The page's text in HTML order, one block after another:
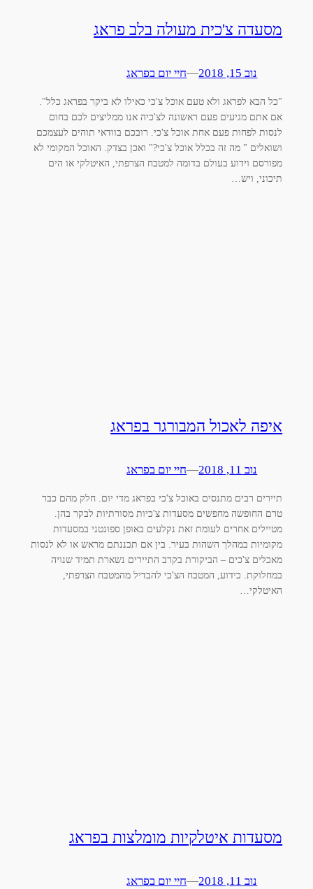
מסעדה צ'כית מעולה בלב פראג
נוב 15, 2018 —חיי יום בפראג
"כל הבא לפראג ולא טעם אוכל צ'כי כאילו לא ביקר בפראג כלל".
אם אתם מגיעים פעם ראשונה לצ'כיה אנו ממליצים לכם בחום
לנסות לפחות פעם אחת אוכל צ'כי. רובכם בוודאי תוהים לעצמכם
ושואלים " מה זה בכלל אוכל צ'כי?" ואכן בצדק. האוכל המקומי לא
מפורסם וידוע בעולם בדומה למטבח הצרפתי, האיטלקי או הים
תיכוני, ויש…
איפה לאכול המבורגר בפראג
נוב 11, 2018 —חיי יום בפראג
תיירים רבים מתנסים באוכל צ'כי בפראג מדי יום. חלק מהם כבר
טרם החופשה מחפשים מסעדות צ'כיות מסורתיות לבקר בהן.
מטיילים אחרים לעומת זאת נקלעים באופן ספונטני במסעדות
מקומיות במהלך השהות בעיר. בין אם תכננתם מראש או לא לנסות
מאכלים צ'כים – הביקורת בקרב התיירים נשארת תמיד שנויה
במחלוקת. כידוע, המטבח הצ'כי להבדיל מהמטבח הצרפתי,
האיטלקי…
מסעדות איטלקיות מומלצות בפראג
נוב 11, 2018 —חיי יום בפראג